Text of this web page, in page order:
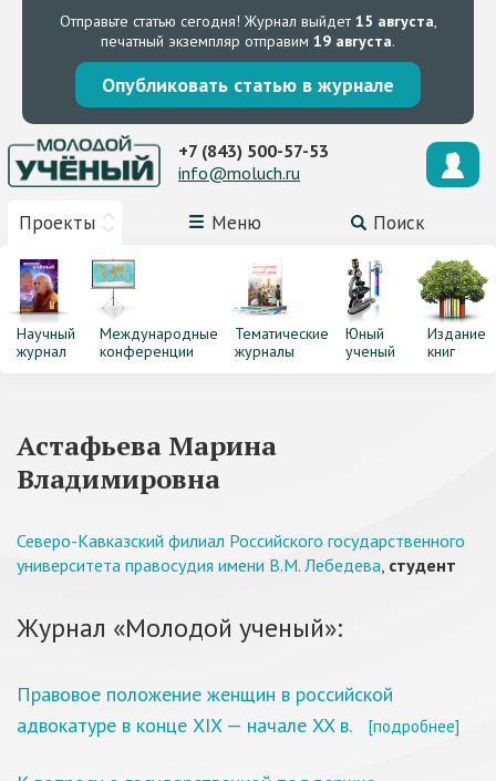
Отправьте статью сегодня! Журнал выйдет15 августа,
печатный экземпляр отправим 19 августа.
Опубликовать статью в журнале
Проекты Меню Поиск
+7 (843) 500-57-53
info@moluch.ru
Научный
журнал
Международные
конференции
Тематические
журналы
Юный
ученый
Издание
книг
Астафьева Марина
Владимировна
Северо-Кавказский филиал Российского государственного
университета правосудия имени В.М. Лебедева, студент
Журнал «Молодой ученый»:
Правовое положение женщин в российской
адвокатуре в конце XIX — начале XX в.
[подробнее]